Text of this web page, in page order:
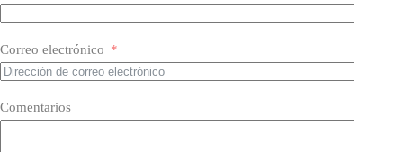
Correo electrónico
Comentarios